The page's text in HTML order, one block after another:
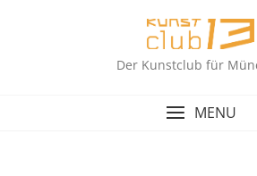
Der Kunstclub für
MENU